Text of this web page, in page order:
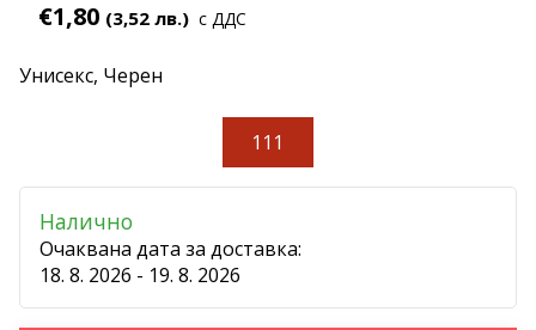
се
като
амбасадор
на
11. 8. 2022
1 мин. четене
Партньорска
програма
€1,80 (3,52 лв.) с ДДС
Унисекс, Черен
111
Налично
Очаквана дата за доставка:
18. 8. 2026 - 19. 8. 2026